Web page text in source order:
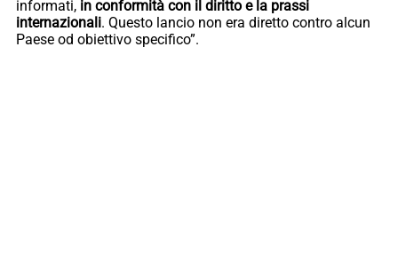
informati, in conformità con il diritto e la prassi
internazionali. Questo lancio non era diretto contro alcun
Paese od obiettivo specifico”.